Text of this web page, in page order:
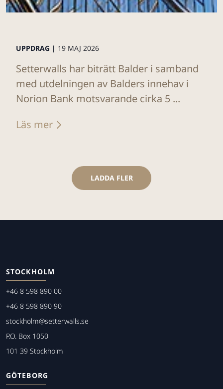
UPPDRAG | 19 MAJ 2026
Setterwalls har biträtt Balder i samband
med utdelningen av Balders innehav i
Norion Bank motsvarande cirka 5 ...
Läs mer
LADDA FLER
STOCKHOLM
+46 8 598 890 00
+46 8 598 890 90
stockholm@setterwalls.se
P.O. Box 1050
101 39 Stockholm
GÖTEBORG